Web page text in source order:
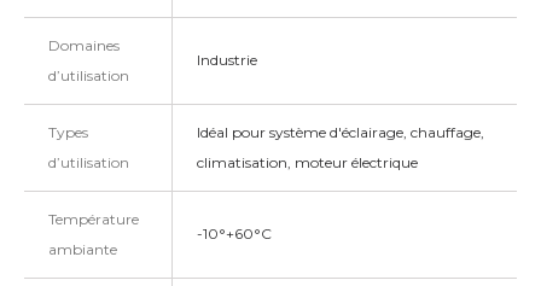
Domaines
d’utilisation
Industrie
Types
d’utilisation
Idéal pour système d'éclairage, chauffage,
climatisation, moteur électrique
Température
ambiante
-10°+60°C